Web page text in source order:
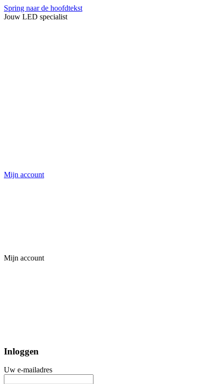
Spring naar de hoofdtekst
Jouw LED specialist
Mijn account
Mijn account
Inloggen
Uw e-mailadres